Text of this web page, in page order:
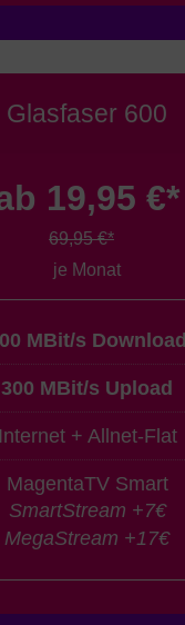
Glasfaser 600
19,95 €*
69,95 €*
je Monat
MBit/s Download
300 MBit/s Upload
Internet + Allnet-Flat
MagentaTV Smart
SmartStream +7€
MegaStream +17€